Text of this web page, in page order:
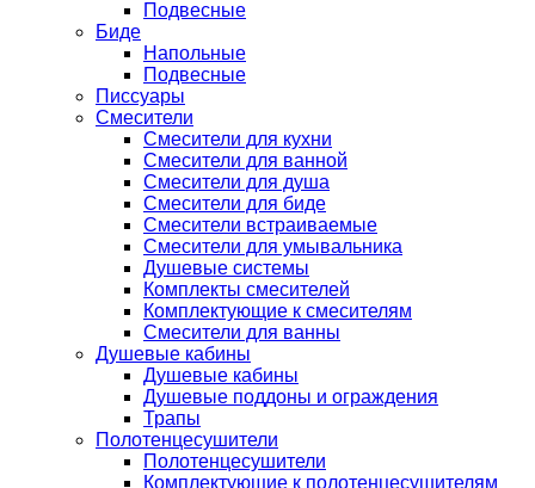
Подвесные
Биде
Напольные
Подвесные
Писсуары
Смесители
Смесители для кухни
Смесители для ванной
Смесители для душа
Смесители для биде
Смесители встраиваемые
Смесители для умывальника
Душевые системы
Комплекты смесителей
Комплектующие к смесителям
Смесители для ванны
Душевые кабины
Душевые кабины
Душевые поддоны и ограждения
Трапы
Полотенцесушители
Полотенцесушители
Комплектующие к полотенцесушителям